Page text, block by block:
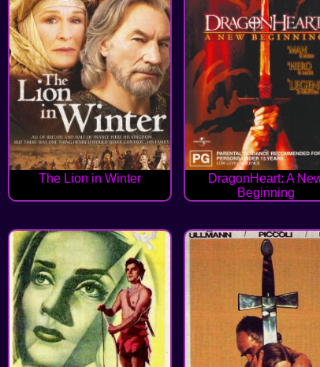
The Lion in Winter
DragonHeart: A
Beginning